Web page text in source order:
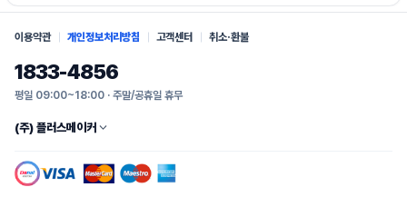
이용약관 개인정보처리방침 고객센터 취소·환불
1833-4856
평일 09:00~18:00 · 주말/공휴일 휴무
(주) 플러스메이커